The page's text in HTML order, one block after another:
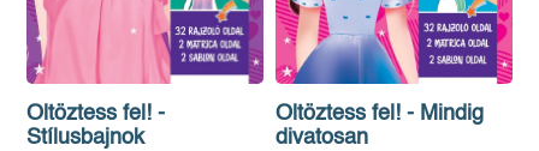
Öltöztess fel! -
Stílusbajnok
Öltöztess fel! - Mindig
divatosan